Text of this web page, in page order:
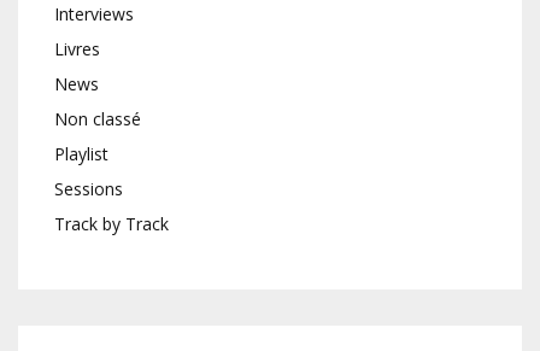
Interviews
Livres
News
Non classé
Playlist
Sessions
Track by Track